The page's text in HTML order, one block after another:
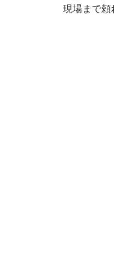
現場まで頼